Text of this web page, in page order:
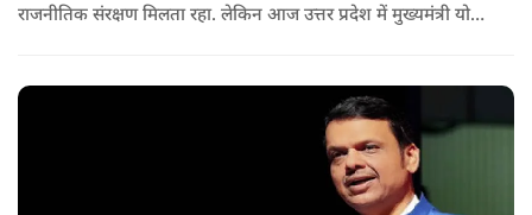
राजनीतिक संरक्षण मिलता रहा. लेकिन आज उत्तर प्रदेश में मुख्यमंत्री योगी
नेता या सांसद क्यों न हो, यदि वह राज्य की शांति और सुरक्षा से खिलवाड़